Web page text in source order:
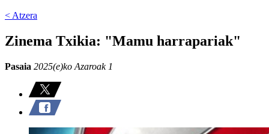
< Atzera
Zinema Txikia: "Mamu harrapariak"
Pasaia 2025(e)ko Azaroak 1